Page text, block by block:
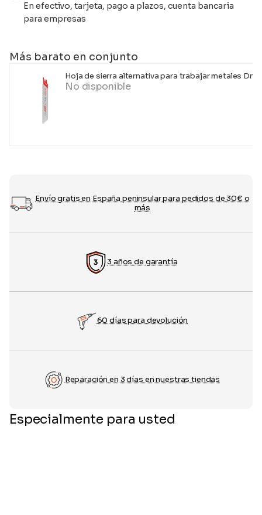
En efectivo, tarjeta, pago a plazos, cuenta bancaria
para empresas
Más barato en conjunto
Hoja de sierra alternativa para trabajar metales
No disponible
Envío gratis en España peninsular para pedidos de 30€ o
más
3 años de garantía
60 días para devolución
Reparación en 3 días en nuestras tiendas
Especialmente para usted